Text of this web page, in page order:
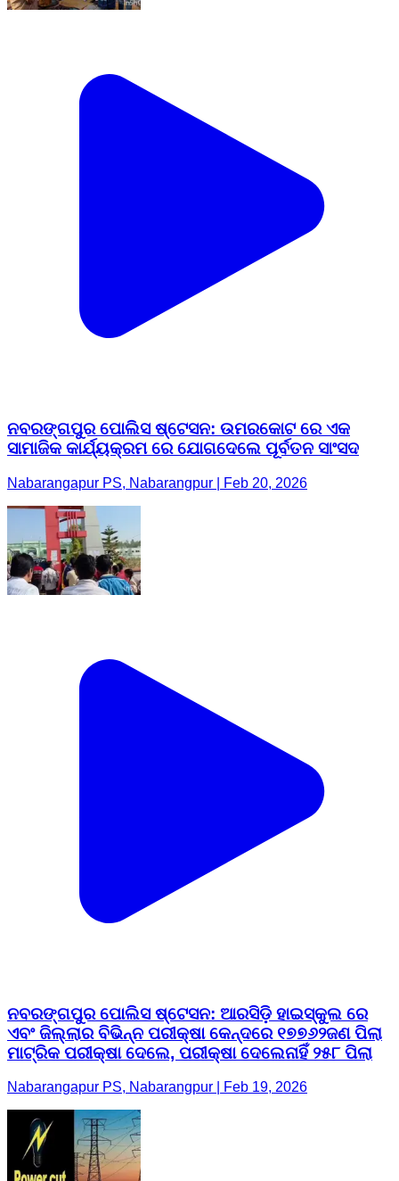
ନବରଙ୍ଗପୁର ପୋଲିସ ଷ୍ଟେସନ: ଉମରକୋଟ ରେ ଏକ
ସାମାଜିକ କାର୍ଯ୍ୟକ୍ରମ ରେ ଯୋଗଦେଲେ ପୂର୍ବତନ ସାଂସଦ
Nabarangapur PS, Nabarangpur | Feb 20, 2026
ନବରଙ୍ଗପୁର ପୋଲିସ ଷ୍ଟେସନ: ଆରସିଡ଼ି ହାଇସ୍କୁଲ ରେ
ଏବଂ ଜିଲ୍ଲାର ବିଭିନ୍ନ ପରୀକ୍ଷା କେନ୍ଦରେ ୧୭୭୬୨ଜଣ ପିଲା
ମାଟ୍ରିକ ପରୀକ୍ଷା ଦେଲେ, ପରୀକ୍ଷା ଦେଲେନାହିଁ ୨୫୮ ପିଲା
Nabarangapur PS, Nabarangpur | Feb 19, 2026